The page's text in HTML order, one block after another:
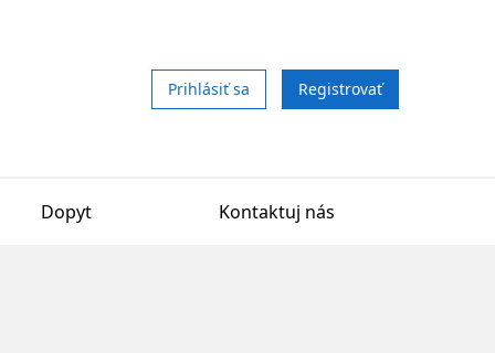
Prihlásiť sa Registrovať
Dopyt Kontaktuj nás